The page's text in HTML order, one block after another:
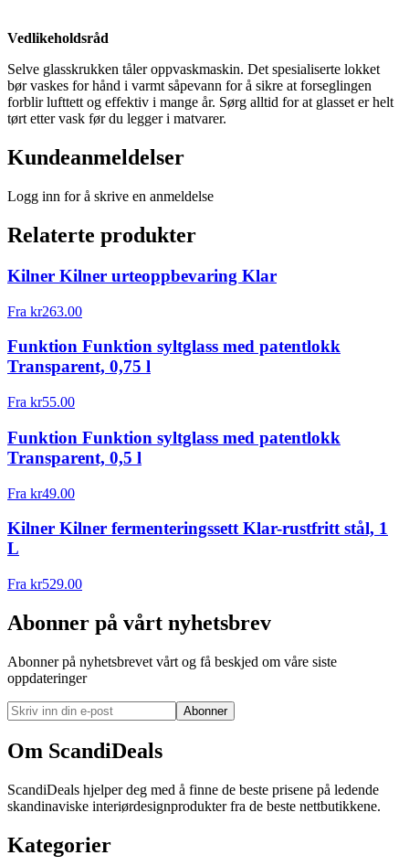
Vedlikeholdsråd
Selve glasskrukken tåler oppvaskmaskin. Det spesialiserte lokket
bør vaskes for hånd i varmt såpevann for å sikre at forseglingen
forblir lufttett og effektiv i mange år. Sørg alltid for at glasset er helt
tørt etter vask før du legger i matvarer.
Kundeanmeldelser
Logg inn for å skrive en anmeldelse
Relaterte produkter
Kilner Kilner urteoppbevaring Klar
Fra kr263.00
Funktion Funktion syltglass med patentlokk
Transparent, 0,75 l
Fra kr55.00
Funktion Funktion syltglass med patentlokk
Transparent, 0,5 l
Fra kr49.00
Kilner Kilner fermenteringssett Klar-rustfritt stål, 1
L
Fra kr529.00
Abonner på vårt nyhetsbrev
Abonner på nyhetsbrevet vårt og få beskjed om våre siste
oppdateringer
Abonner
Om ScandiDeals
ScandiDeals hjelper deg med å finne de beste prisene på ledende
skandinaviske interiørdesignprodukter fra de beste nettbutikkene.
Kategorier